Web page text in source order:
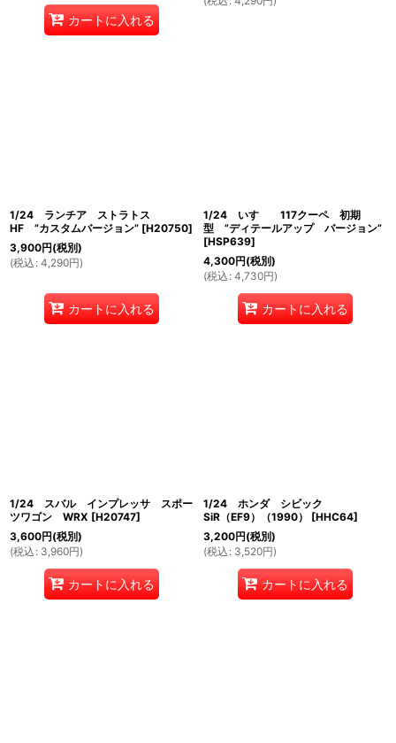
カートに入れる
1/24 ランチア ストラトス
HF ”カスタムバージョン” [H20750]
3,900円(税別)
(税込 : 4,290円)
カートに入れる
1/24 いすゞ 117クーペ 初期
型 ”ディテールアップ バージョン”
[HSP639]
4,300円(税別)
(税込 : 4,730円)
カートに入れる
1/24 スバル インプレッサ スポー
ツワゴン WRX [H20747]
3,600円(税別)
(税込 : 3,960円)
カートに入れる
1/24 ホンダ シビック
SiR（EF9）（1990）
[HHC64]
3,200円(税別)
(税込 : 3,520円)
カートに入れる